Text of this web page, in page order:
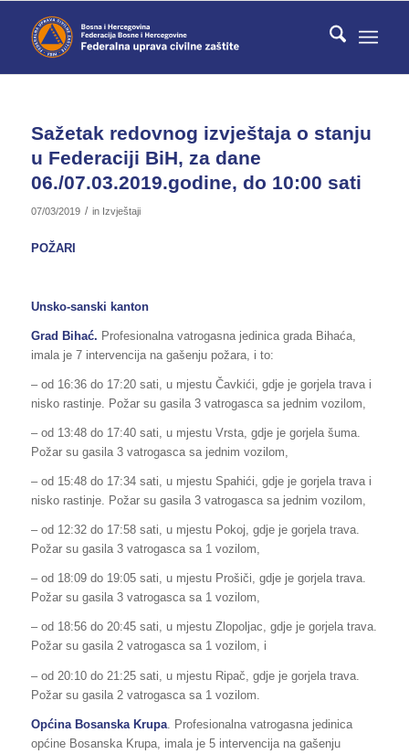
Sažetak redovnog izvještaja o stanju
u Federaciji BiH, za dane
06./07.03.2019.godine, do 10:00 sati
07/03/2019 / in Izvještaji
POŽARI
Unsko-sanski kanton
Grad Bihać. Profesionalna vatrogasna jedinica grada Bihaća,
imala je 7 intervencija na gašenju požara, i to:
– od 16:36 do 17:20 sati, u mjestu Čavkići, gdje je gorjela trava i
nisko rastinje. Požar su gasila 3 vatrogasca sa jednim vozilom,
– od 13:48 do 17:40 sati, u mjestu Vrsta, gdje je gorjela šuma.
Požar su gasila 3 vatrogasca sa jednim vozilom,
– od 15:48 do 17:34 sati, u mjestu Spahići, gdje je gorjela trava i
nisko rastinje. Požar su gasila 3 vatrogasca sa jednim vozilom,
– od 12:32 do 17:58 sati, u mjestu Pokoj, gdje je gorjela trava.
Požar su gasila 3 vatrogasca sa 1 vozilom,
– od 18:09 do 19:05 sati, u mjestu Prošiči, gdje je gorjela trava.
Požar su gasila 3 vatrogasca sa 1 vozilom,
– od 18:56 do 20:45 sati, u mjestu Zlopoljac, gdje je gorjela trava.
Požar su gasila 2 vatrogasca sa 1 vozilom, i
– od 20:10 do 21:25 sati, u mjestu Ripač, gdje je gorjela trava.
Požar su gasila 2 vatrogasca sa 1 vozilom.
Općina Bosanska Krupa. Profesionalna vatrogasna jedinica
općine Bosanska Krupa, imala je 5 intervencija na gašenju